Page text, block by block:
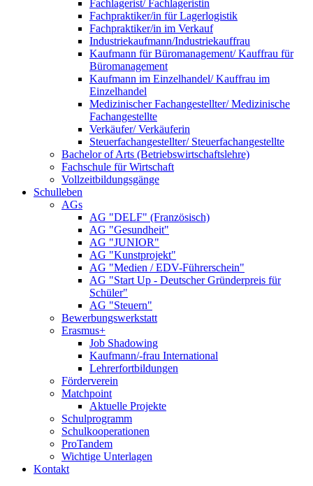
Fachlagerist/ Fachlageristin
Fachpraktiker/in für Lagerlogistik
Fachpraktiker/in im Verkauf
Industriekaufmann/Industriekauffrau
Kaufmann für Büromanagement/ Kauffrau für
Büromanagement
Kaufmann im Einzelhandel/ Kauffrau im
Einzelhandel
Medizinischer Fachangestellter/ Medizinische
Fachangestellte
Verkäufer/ Verkäuferin
Steuerfachangestellter/ Steuerfachangestellte
Bachelor of Arts (Betriebswirtschaftslehre)
Fachschule für Wirtschaft
Vollzeitbildungsgänge
Schulleben
AGs
AG "DELF" (Französisch)
AG "Gesundheit"
AG "JUNIOR"
AG "Kunstprojekt"
AG "Medien / EDV-Führerschein"
AG "Start Up - Deutscher Gründerpreis für
Schüler"
AG "Steuern"
Bewerbungswerkstatt
Erasmus+
Job Shadowing
Kaufmann/-frau International
Lehrerfortbildungen
Förderverein
Matchpoint
Aktuelle Projekte
Schulprogramm
Schulkooperationen
ProTandem
Wichtige Unterlagen
Kontakt